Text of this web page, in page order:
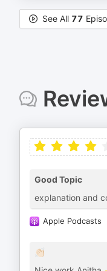
See All 77
Good Topic
explanation and
Apple Podcasts
👏🏻